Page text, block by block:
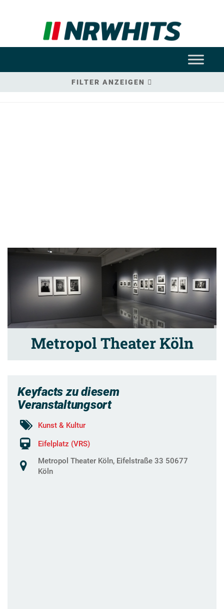
FILTER ANZEIGEN
Metropol Theater Köln
Keyfacts zu diesem
Veranstaltungsort
Kunst & Kultur
Eifelplatz (VRS)
Metropol Theater Köln, Eifelstraße 33 50677
Köln